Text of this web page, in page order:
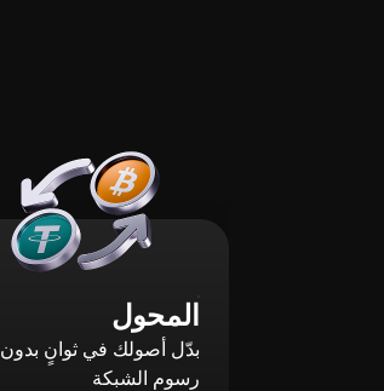
المحول
بدّل أصولك في ثوانٍ بدون
رسوم الشبكة